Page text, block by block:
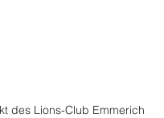
des Lions-Club Emmerich